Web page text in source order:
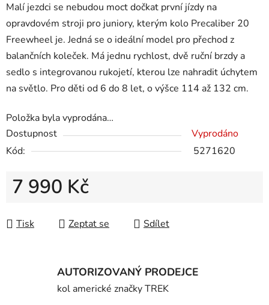
Malí jezdci se nebudou moct dočkat první jízdy na
opravdovém stroji pro juniory, kterým kolo Precaliber 20
Freewheel je. Jedná se o ideální model pro přechod z
balančních koleček. Má jednu rychlost, dvě ruční brzdy a
sedlo s integrovanou rukojetí, kterou lze nahradit úchytem
na světlo. Pro děti od 6 do 8 let, o výšce 114 až 132 cm.
Položka byla vyprodána…
Dostupnost
Vyprodáno
Kód:
5271620
7 990 Kč
Tisk
Zeptat se Sdílet
AUTORIZOVANÝ PRODEJCE
kol americké značky TREK